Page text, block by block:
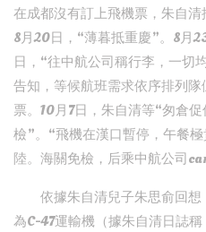
在成都沒有訂上飛機票，朱自清
8月20日，“薄暮抵重慶”。8月
日，“往中航公司稱行李，一切
告知，等候航班需求依序排列
票。10月7日，朱自清等“匆倉
檢”。“飛機在漢口暫停，午餐
陸。海關免檢，后乘中航公司
依據朱自清兒子朱思俞回
為C-47運輸機（據朱自清日誌